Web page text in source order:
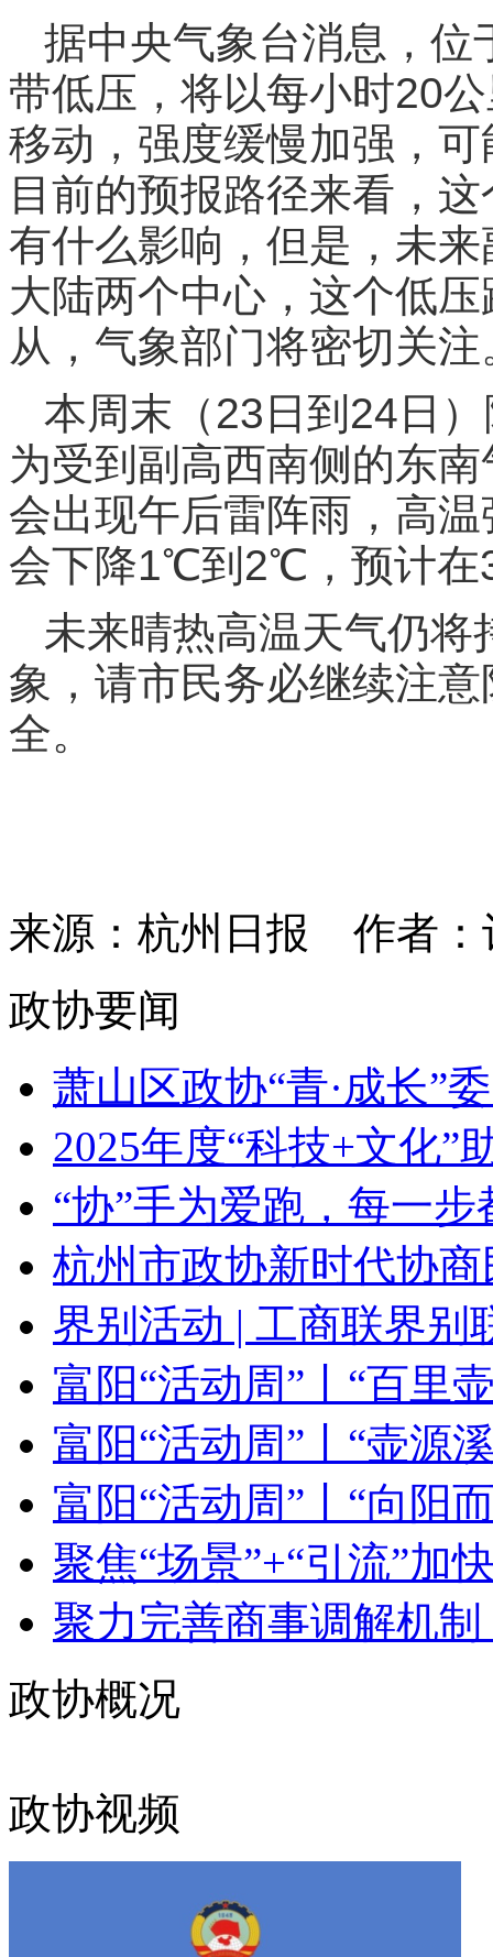
据中央气象台消息，位
带低压，将以每小时20
移动，强度缓慢加强，
目前的预报路径来看，
有什么影响，但是，未
大陆两个中心，这个低
从，气象部门将密切关注
本周末（23日到24日
为受到副高西南侧的东
会出现午后雷阵雨，高
会下降1℃到2℃，预计
未来晴热高温天气仍
象，请市民务必继续注
全。
来源：杭州日报 作者
政协要闻
萧山区政协“青·成长”
2025年度“科技+文化”
“协”手为爱跑，每一
杭州市政协新时代协
界别活动 | 工商联界别
富阳“活动周”丨“百里
富阳“活动周”丨“壶源
富阳“活动周”丨“向阳
聚焦“场景”+“引流”加
聚力完善商事调解机
政协概况
政协视频